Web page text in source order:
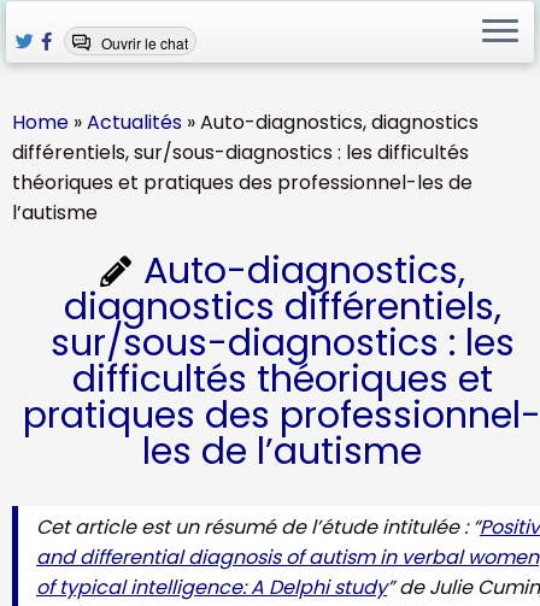
Ouvrir le chat
Home »Actualités »Auto-diagnostics, diagnostics
différentiels, sur/sous-diagnostics : les difficultés
théoriques et pratiques des professionnel-les de
l’autisme
Auto-diagnostics,
diagnostics différentiels,
sur/sous-diagnostics : les
difficultés théoriques et
pratiques des professionnel-
les de l’autisme
Cet article est un résumé de l’étude intitulée : “
and differential diagnosis of autism in verbal women
of typical intelligence: A Delphi study” de Julie